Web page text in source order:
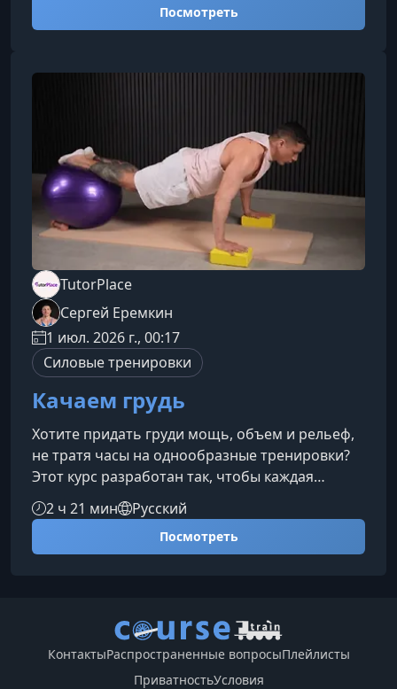
сочетая суперсеты, круговые тренировки и
тщательную работу со стабилизаторами.Для
идеальна, если вы:Хотите развить
эффективность тренировок.Стремитесь
улучшить форму верхней части т
Посмотреть
TutorPlace
Сергей Еремкин
1 июл. 2026 г., 00:17
Силовые тренировки
Качаем грудь
Хотите придать груди мощь, объем и рельеф,
не тратя часы на однообразные тренировки?
Этот курс разработан так, чтобы каждая
тренировка ощущалась эффективно,
динамично и приносила заметный прогресс
уже в первые недели. Вас ждут памповые
груди.Кому подойдёт этот курсПрограмма
создана для тех, кто хочет не просто
тренироваться,
2 ч 21 мин Русский
Посмотреть
КонтактыРаспространенные вопросыПлейлисты
ПриватностьУсловия